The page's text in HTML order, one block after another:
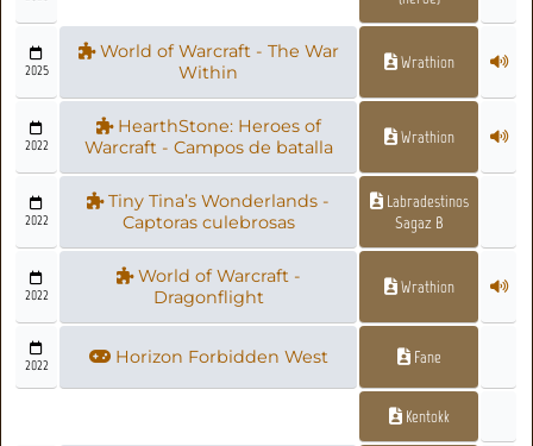
2025
World of Warcraft - The War
Within
Wrathion
2022
HearthStone: Heroes of
Warcraft - Campos de batalla
Wrathion
2022
Tiny Tina’s Wonderlands -
Captoras culebrosas
Labradestinos
Sagaz B
2022
World of Warcraft -
Dragonflight
Wrathion
2022 Horizon Forbidden West Fane
Kentokk